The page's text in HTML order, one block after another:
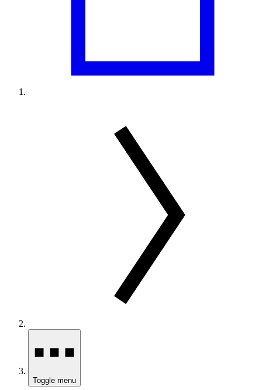
Toggle menu